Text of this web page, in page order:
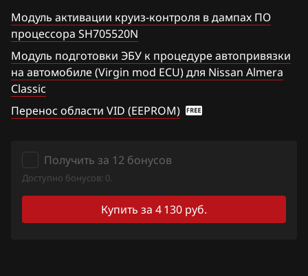
Foton
GAC
Geely
Genesis
Great Wall
Groz
Haima
Sentra
Serena
Skyline
Stagea
Sunny
Teana (J31)
Teana (J32)
Модуль активации круиз-контроля в дампах ПО
процессора SH705520N
Модуль подготовки ЭБУ к процедуре автопривязки
на автомобиле (Virgin mod ECU) для Nissan Almera
Classic
Перенос области VID (EEPROM)
Получить за 12 бонусов
Доступно бонусов: 0.
Купить за 4 130 руб.